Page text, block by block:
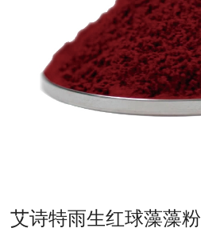
艾诗特雨生红球藻藻粉